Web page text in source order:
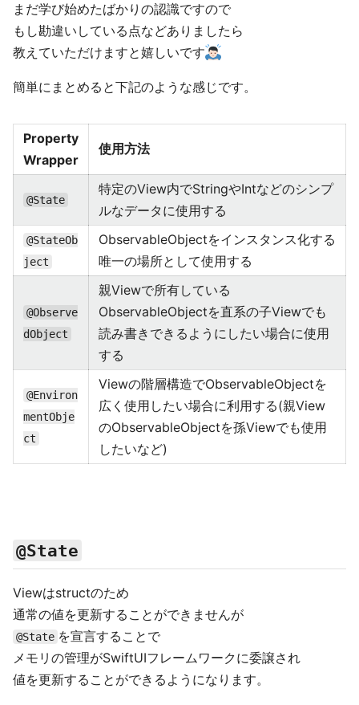
まだ学び始めたばかりの認識ですので
もし勘違いしている点などありましたら
教えていただけますと嬉しいです
簡単にまとめると下記のような感じです。
Property
Wrapper
使用方法
@State
特定のView内でStringやIntなどのシンプ
ルなデータに使用する
@StateOb
ject
ObservableObjectをインスタンス化する
唯一の場所として使用する
@Observe
dObject
親Viewで所有している
ObservableObjectを直系の子Viewでも
読み書きできるようにしたい場合に使用
する
@Environ
mentObje
ct
Viewの階層構造でObservableObjectを
広く使用したい場合に利用する(親View
のObservableObjectを孫Viewでも使用
したいなど)
@State
Viewはstructのため
通常の値を更新することができませんが
@State を宣言することで
メモリの管理がSwiftUIフレームワークに委譲され
値を更新することができるようになります。